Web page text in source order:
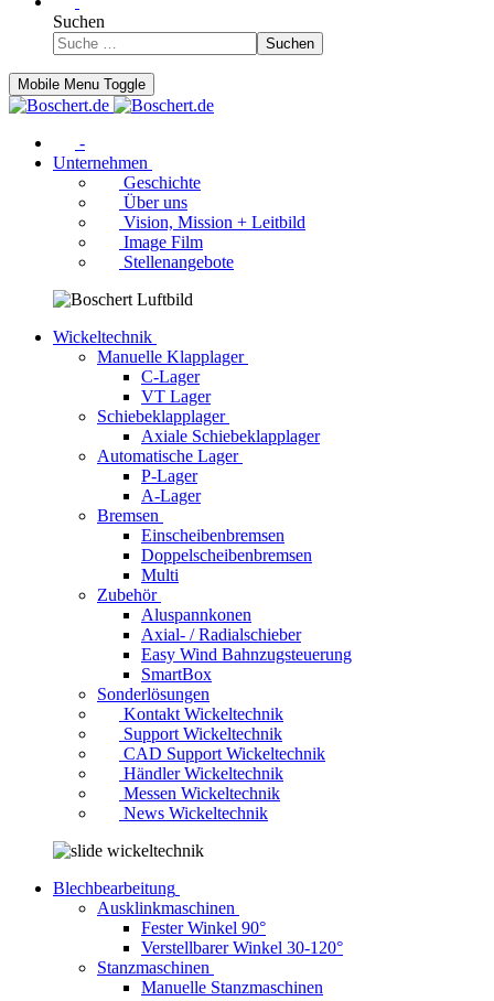
Suchen
Suchen
Mobile Menu Toggle
-
Unternehmen
Geschichte
Über uns
Vision, Mission + Leitbild
Image Film
Stellenangebote
Wickeltechnik
Manuelle Klapplager
C-Lager
VT Lager
Schiebeklapplager
Axiale Schiebeklapplager
Automatische Lager
P-Lager
A-Lager
Bremsen
Einscheibenbremsen
Doppelscheibenbremsen
Multi
Zubehör
Aluspannkonen
Axial- / Radialschieber
Easy Wind Bahnzugsteuerung
SmartBox
Sonderlösungen
Kontakt Wickeltechnik
Support Wickeltechnik
CAD Support Wickeltechnik
Händler Wickeltechnik
Messen Wickeltechnik
News Wickeltechnik
Blechbearbeitung
Ausklinkmaschinen
Fester Winkel 90°
Verstellbarer Winkel 30-120°
Stanzmaschinen
Manuelle Stanzmaschinen